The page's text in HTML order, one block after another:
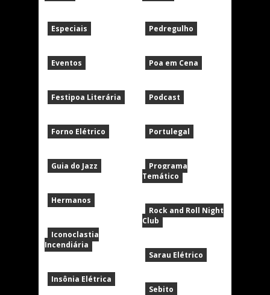
Especiais
Eventos
Festipoa Literária
Forno Elétrico
Guia do Jazz
Hermanos
Iconoclastia
Incendiária
Insônia Elétrica
Pedregulho
Poa em Cena
Podcast
Portulegal
Programa
Temático
Rock and Roll Night
Club
Sarau Elétrico
Sebito